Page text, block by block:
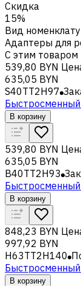
Скидка
15%
Вид
Адаптеры для
С этим товаром
539,80 BYN
635,05 BYN
S40TT2H97
В корзину
539,80 BYN
635,05 BYN
B40TT2H93
В корзину
848,23 BYN
997,92 BYN
H63TT2H140
В корзину